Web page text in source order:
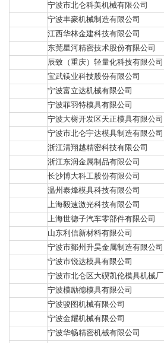
宁波市北仑科美机械有限公司
宁波丰豪机械制造有限公司
江西华林金建科技有限公司
东莞星河精密技术股份有限公司
辰致（重庆）轻量化科技有限公司
宝武镁业科技股份有限公司
宁波富立达机械有限公司
宁波菲羽特模具有限公司
宁波大榭开发区天正模具有限公司
宁波市北仑宇达模具制造有限公司
浙江清翔越精密科技有限公司
浙江东润金属制品有限公司
长沙博大科工股份有限公司
温州泰烽模具科技有限公司
上海毅速激光科技有限公司
上海世德子汽车零部件有限公司
山东利信新材料有限公司
宁波市鄞州升昊金属制造有限公司
宁波市锐达模具有限公司
宁波市北仑区大碶凯伦模具机械厂
宁波模励德模具有限公司
宁波骏图机械有限公司
宁波金耀机械有限公司
宁波华畅精密机械有限公司